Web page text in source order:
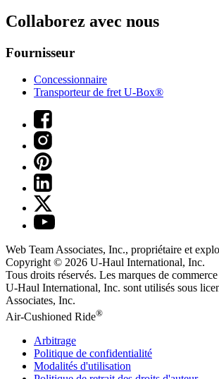
Collaborez avec nous
Fournisseur
Concessionnaire
Transporteur de fret U-Box®
Web Team Associates, Inc., propriétaire et
Copyright © 2026 U-Haul International, Inc.
Tous droits réservés. Les marques de
U-Haul International, Inc. sont utilisés sous
Associates, Inc.
Air-Cushioned Ride®
Arbitrage
Politique de confidentialité
Modalités d'utilisation